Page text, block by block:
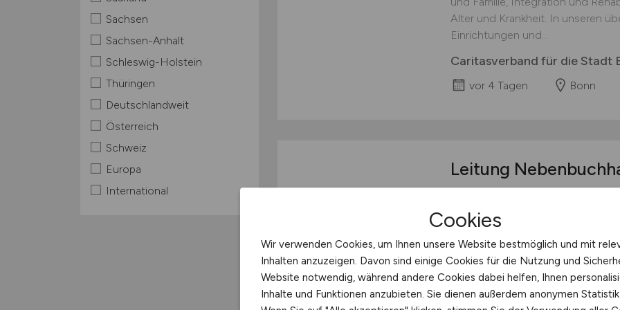
Sachsen
Sachsen-Anhalt
Schleswig-Holstein
Thüringen
Deutschlandweit
Österreich
Schweiz
Europa
International
Alter und Krankheit. In unseren
Einrichtungen und...
Caritasverband für die Stadt
vor 4 Tagen Bonn
Leitung
Willkommen im Team der rhenag
gegründet, stehen wir den
Region als eines der ältesten
partnerschaftlich zur Seite. Doch
Regionalversorger mehr, der
Gas und Wasser fließt. Wir
Cookies
Wir verwenden Cookies, um Ihnen unsere Website bestmöglich und mit
Inhalten anzuzeigen. Davon sind einige Cookies für die Nutzung und
Website notwendig, während andere Cookies dabei helfen, Ihnen
Inhalte und Funktionen anzubieten. Sie dienen außerdem anonymen